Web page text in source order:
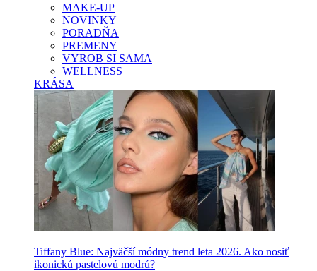
MAKE-UP
NOVINKY
PORADŇA
PREMENY
VYROB SI SAMA
WELLNESS
KRÁSA
Tiffany Blue: Najväčší módny trend leta 2026. Ako nosiť
ikonickú pastelovú modrú?